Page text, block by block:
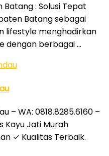
Batang : Solusi Tepat
Batang sebagai
lifestyle menghadirkan
dengan berbagai …
– WA: 0818.8285.6160 –
Kayu Jati Murah
✓ Kualitas Terbaik.